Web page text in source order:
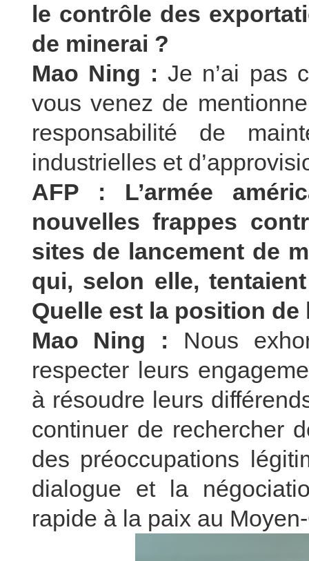
le contrôle des
de minerai ?
Mao Ning :Je n’ai pas
vous venez de
responsabilité de
industrielles et
AFP : L’armée
nouvelles frappes
sites de lancement de
qui, selon elle,
Quelle est la position de
Mao Ning : Nous
respecter leurs
à résoudre leurs
continuer de rechercher
des préoccupations
dialogue et la
rapide à la paix au